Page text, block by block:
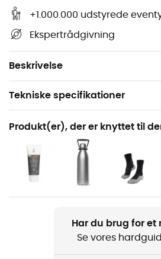
+1.000.000 udstyrede
Ekspertrådgivning
Beskrivelse
på stier og veje i Vosges Du Sud
mange rigdomme: terræn,
bemærkelsesværdige steder... Ud
mener vi, at dette IGN-
rygsæk og i dine hænder!
Tekniske specifikationer
Anbefales til
Vandreture / Trekking / Rejse
Produkt
Vosges Du Sud
Produkt(er), der er knyttet til
Har du brug for et
Se vores